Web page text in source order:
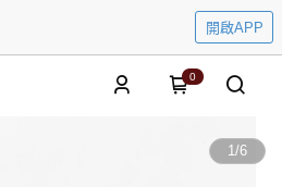
開啟APP
0
1/6